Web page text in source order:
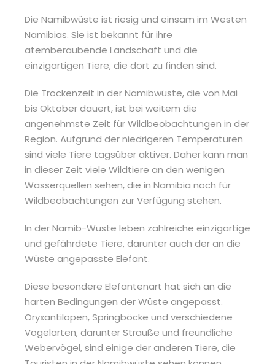
Die Namibwüste ist riesig und einsam im Westen
Namibias. Sie ist bekannt für ihre
atemberaubende Landschaft und die
einzigartigen Tiere, die dort zu finden sind.
Die Trockenzeit in der Namibwüste, die von Mai
bis Oktober dauert, ist bei weitem die
angenehmste Zeit für Wildbeobachtungen in der
Region. Aufgrund der niedrigeren Temperaturen
sind viele Tiere tagsüber aktiver. Daher kann man
in dieser Zeit viele Wildtiere an den wenigen
Wasserquellen sehen, die in Namibia noch für
Wildbeobachtungen zur Verfügung stehen.
In der Namib-Wüste leben zahlreiche einzigartige
und gefährdete Tiere, darunter auch der an die
Wüste angepasste Elefant.
Diese besondere Elefantenart hat sich an die
harten Bedingungen der Wüste angepasst.
Oryxantilopen, Springböcke und verschiedene
Vogelarten, darunter Strauße und freundliche
Webervögel, sind einige der anderen Tiere, die